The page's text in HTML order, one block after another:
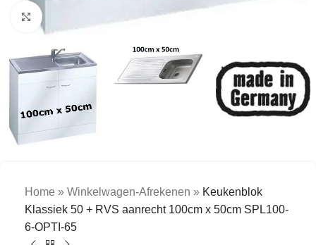
Click to enlarge
Home » Winkelwagen-Afrekenen » Keukenblok
Klassiek 50 + RVS aanrecht 100cm x 50cm SPL100-
6-OPTI-65